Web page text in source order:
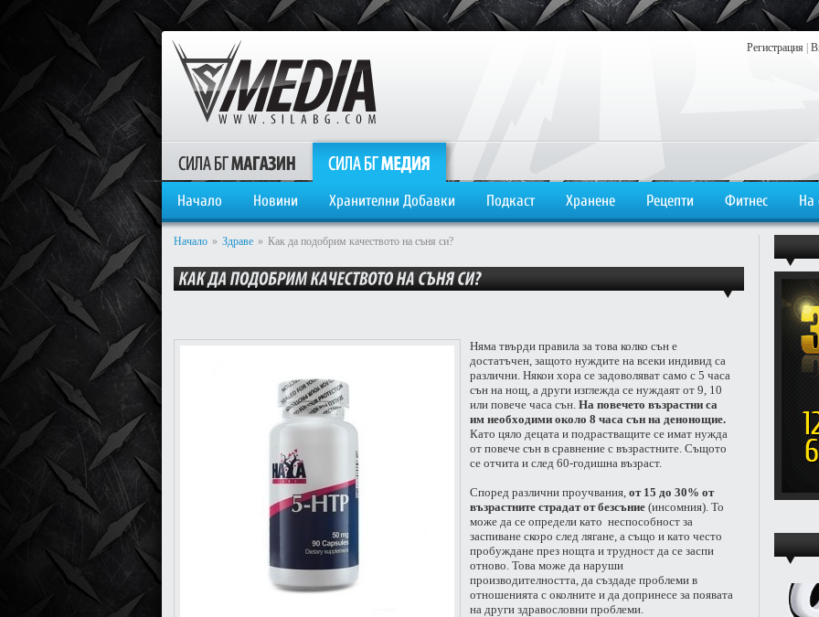
Регистрация
Начало Новини Хранителни Добавки Подкаст Хранене Рецепти Фитнес На
Начало » Здраве » Как да подобрим качеството на съня си?
Няма твърди правила за това колко сън е
достатъчен, защото нуждите на всеки индивид са
различни. Някои хора се задоволяват само с 5 часа
сън на нощ, а други изглежда се нуждаят от 9, 10
или повече часа сън. На повечето възрастни са
им необходими около 8 часа сън на денонощие.
Като цяло децата и подрастващите се имат нужда
от повече сън в сравнение с възрастните. Същото
се отчита и след 60-годишна възраст.
Според различни проучвания, от 15 до 30% от
възрастните страдат от безсъние (инсомния). То
може да се определи като неспособност за
заспиване скоро след лягане, а също и като често
пробуждане през нощта и трудност да се заспи
отново. Това може да наруши
производителността, да създаде проблеми в
отношенията с околните и да допринесе за появата
на други здравословни проблеми.